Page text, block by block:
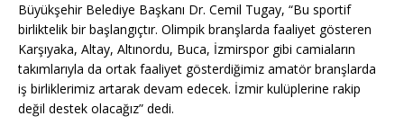
Büyükşehir Belediye Başkanı Dr. Cemil Tugay, “Bu sportif
birliktelik bir başlangıçtır. Olimpik branşlarda faaliyet gösteren
Karşıyaka, Altay, Altınordu, Buca, İzmirspor gibi camiaların
takımlarıyla da ortak faaliyet gösterdiğimiz amatör branşlarda
iş birliklerimiz artarak devam edecek. İzmir kulüplerine rakip
değil destek olacağız” dedi.